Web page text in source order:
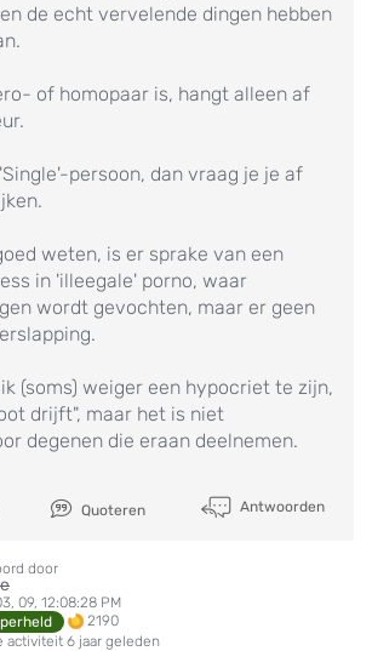
de echt vervelende dingen hebben
of homopaar is, hangt alleen af
persoon, dan vraag je je af
weten, is er sprake van een
in 'illeegale' porno, waar
wordt gevochten, maar er geen
(soms) weiger een hypocriet te zijn,
drijft", maar het is niet
degenen die eraan deelnemen.
Quoteren Antwoorden
door
09, 12:08:28 PM
2190
activiteit 6 jaar geleden